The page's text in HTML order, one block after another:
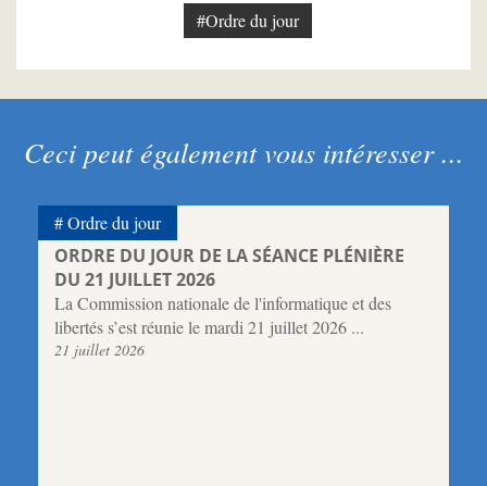
#Ordre du jour
Ceci peut également vous intéresser ...
ORDRE DU JOUR DE LA SÉANCE PLÉNIÈRE
DU 21 JUILLET 2026
La Commission nationale de l'informatique et des
libertés s’est réunie le mardi 21 juillet 2026 ...
21 juillet 2026
Ordre du jour